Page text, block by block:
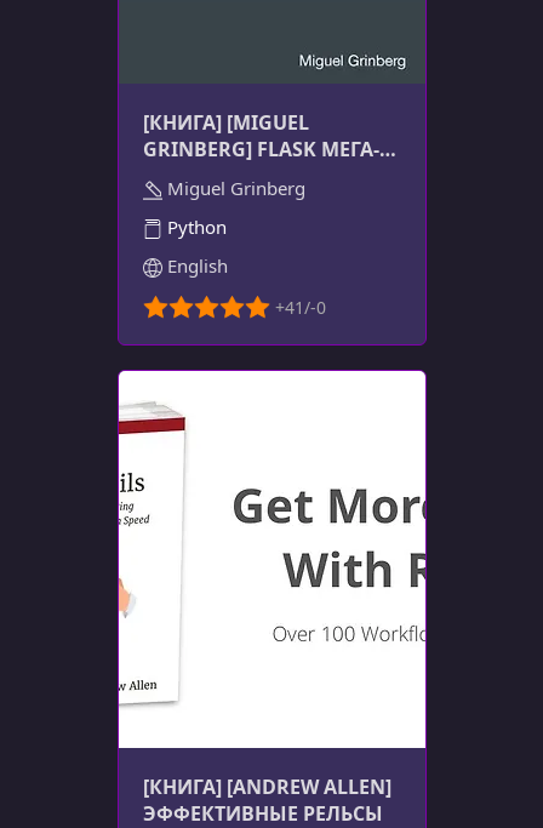
[КНИГА] [MIGUEL
GRINBERG] FLASK МЕГА-
ТУТОРИАЛ + ВИДЕО
Miguel Grinberg
Python
English
[КНИГА] [ANDREW ALLEN]
ЭФФЕКТИВНЫЕ РЕЛЬСЫ